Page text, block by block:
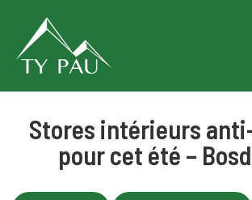
Stores intérieurs
pour cet été –